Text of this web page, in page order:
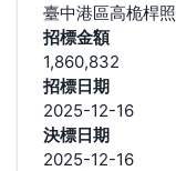
臺中港區高桅桿
招標金額
1,860,832
招標日期
2025-12-16
決標日期
2025-12-16